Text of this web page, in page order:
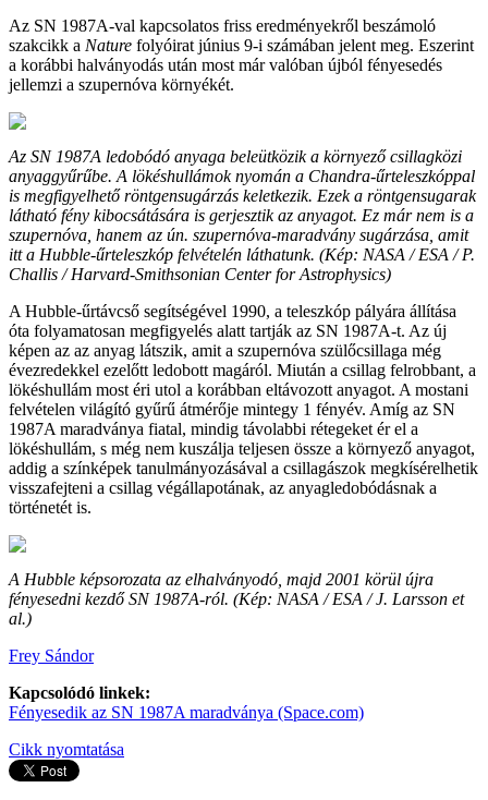
Az SN 1987A-val kapcsolatos friss eredményekről beszámoló
szakcikk a Nature folyóirat június 9-i számában jelent meg. Eszerint
a korábbi halványodás után most már valóban újból fényesedés
jellemzi a szupernóva környékét.
Az SN 1987A ledobódó anyaga beleütközik a környező csillagközi
anyaggyűrűbe. A lökéshullámok nyomán a Chandra-űrteleszkóppal
is megfigyelhető röntgensugárzás keletkezik. Ezek a röntgensugarak
látható fény kibocsátására is gerjesztik az anyagot. Ez már nem is a
szupernóva, hanem az ún. szupernóva-maradvány sugárzása, amit
itt a Hubble-űrteleszkóp felvételén láthatunk. (Kép: NASA / ESA / P.
Challis / Harvard-Smithsonian Center for Astrophysics)
A Hubble-űrtávcső segítségével 1990, a teleszkóp pályára állítása
óta folyamatosan megfigyelés alatt tartják az SN 1987A-t. Az új
képen az az anyag látszik, amit a szupernóva szülőcsillaga még
évezredekkel ezelőtt ledobott magáról. Miután a csillag felrobbant, a
lökéshullám most éri utol a korábban eltávozott anyagot. A mostani
felvételen világító gyűrű átmérője mintegy 1 fényév. Amíg az SN
1987A maradványa fiatal, mindig távolabbi rétegeket ér el a
lökéshullám, s még nem kuszálja teljesen össze a környező anyagot,
addig a színképek tanulmányozásával a csillagászok megkísérelhetik
visszafejteni a csillag végállapotának, az anyagledobódásnak a
történetét is.
A Hubble képsorozata az elhalványodó, majd 2001 körül újra
fényesedni kezdő SN 1987A-ról. (Kép: NASA / ESA / J. Larsson et
al.)
Frey Sándor
Kapcsolódó linkek:
Fényesedik az SN 1987A maradványa (Space.com)
Cikk nyomtatása